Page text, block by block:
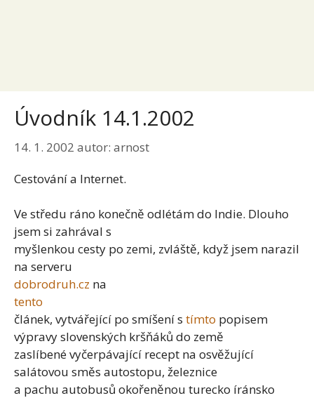
Úvodník 14.1.2002
14. 1. 2002 autor: arnost
Cestování a Internet.
Ve středu ráno konečně odlétám do Indie. Dlouho
jsem si zahrával s
myšlenkou cesty po zemi, zvláště, když jsem narazil
na serveru
dobrodruh.cz na
tento
článek, vytvářející po smíšení s tímto popisem
výpravy slovenských kršňáků do země
zaslíbené vyčerpávající recept na osvěžující
salátovou směs autostopu, železnice
a pachu autobusů okořeněnou turecko íránsko